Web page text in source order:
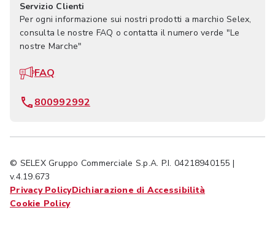
Servizio Clienti
Per ogni informazione sui nostri prodotti a marchio Selex,
consulta le nostre FAQ o contatta il numero verde "Le
nostre Marche"
FAQ
800992992
© SELEX Gruppo Commerciale S.p.A. P.I. 04218940155 |
v.4.19.673
Privacy PolicyDichiarazione di Accessibilità
Cookie Policy